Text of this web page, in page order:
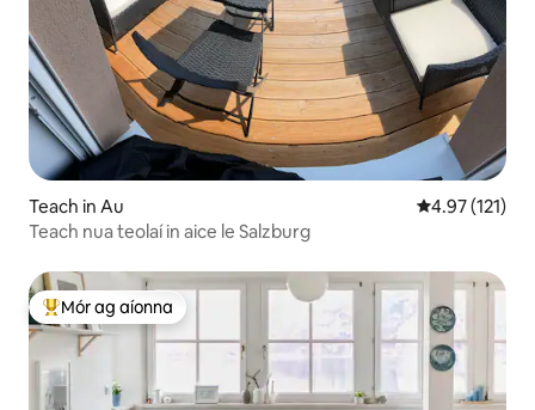
Teach in Au Meánrátáil
4.97 (121)
Teach nua teolaí in aice le Salzburg
An-mhór ag aíonna
Mór ag aíonna